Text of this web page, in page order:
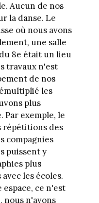
Aucun de nos
la danse. Le
où nous avons
une salle
8e était un lieu
travaux n'est
de nos
les
plus
Par exemple, le
répétitions des
compagnies
puissent y
plus
les écoles.
espace, ce n'est
nous n'avons